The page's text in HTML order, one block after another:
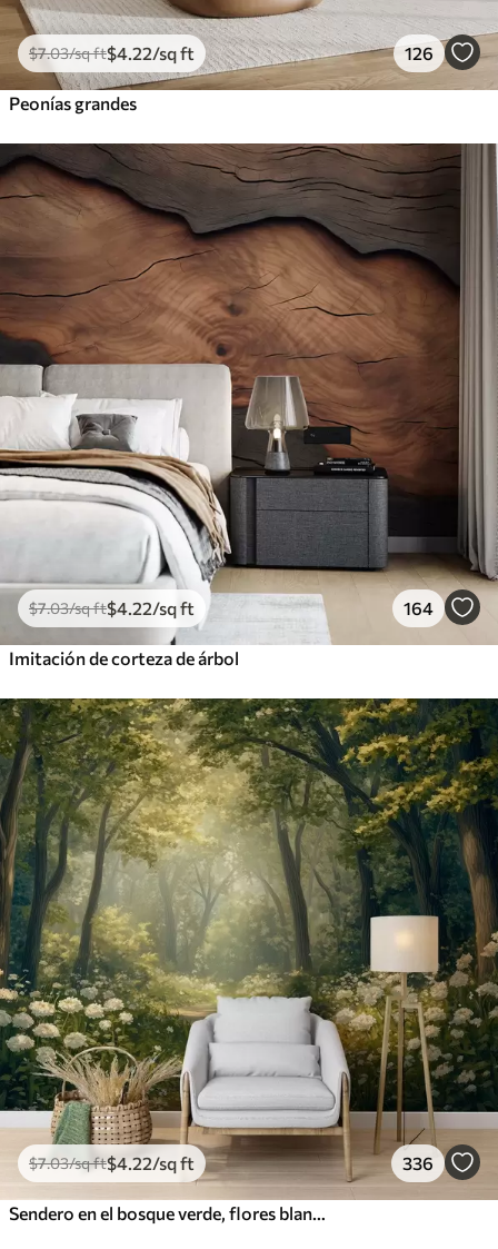
$7.03/sq ft$4 .22/sq ft 126
Peonías grandes
$7.03/sq ft$4 .22/sq ft 164
Imitación de corteza de árbol
$7.03/sq ft$4.22/sq ft 336